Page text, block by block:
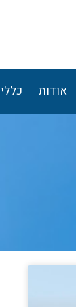
אודות כללי